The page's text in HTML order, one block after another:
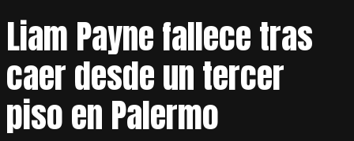
Liam Payne fallece tras
caer desde un tercer
piso en Palermo